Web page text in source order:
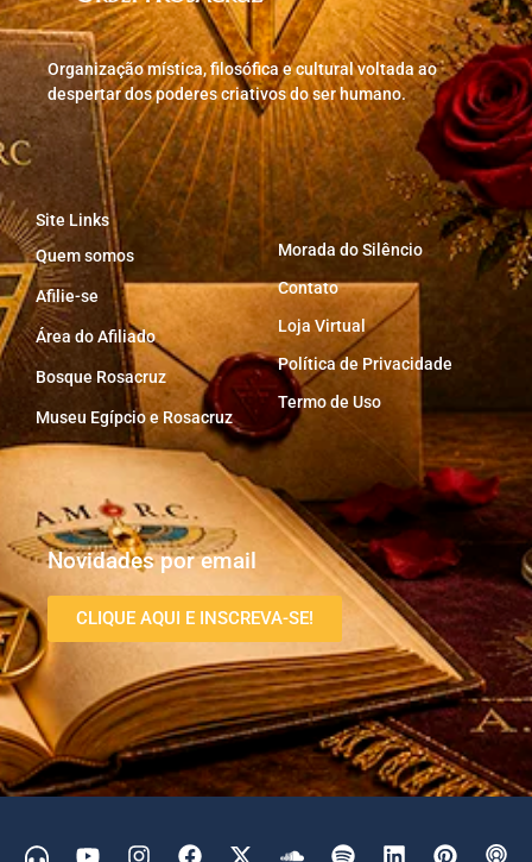
Organização mística, filosófica e cultural voltada ao
despertar dos poderes criativos do ser humano.
Site Links
Quem somos
Afilie-se
Área do Afiliado
Bosque Rosacruz
Museu Egípcio e Rosacruz
Morada do Silêncio
Contato
Loja Virtual
Política de Privacidade
Termo de Uso
Novidades por email
CLIQUE AQUI E INSCREVA-SE!